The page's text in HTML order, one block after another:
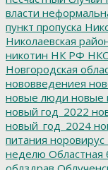
власти
пункт пропуска
Николаевская
никотин НК РФ
Новгородская
нововведениея
новые люди новые
новый год_2022
новый_год_2024
питания норовирус
неделю Областная